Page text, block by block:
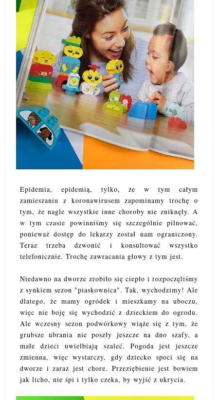
Epidemia, epidemią, tylko, że w tym całym
zamieszaniu z koronawirusem zapominamy trochę o
tym, że nagle wszystkie inne choroby nie zniknęły. A
w tym czasie powinniśmy się szczególnie pilnować,
ponieważ dostęp do lekarzy został nam ograniczony.
Teraz trzeba dzwonić i konsultować wszystko
telefonicznie. Trochę zawracania głowy z tym jest.
Niedawno na dworze zrobiło się ciepło i rozpoczęliśmy
z synkiem sezon "piaskownica". Tak, wychodzimy! Ale
dlatego, że mamy ogródek i mieszkamy na uboczu,
więc nie boję się wychodzić z dzieckiem do ogrodu.
Ale wczesny sezon podwórkowy wiąże się z tym, że
grubsze ubrania nie poszły jeszcze na dno szafy, a
małe dzieci uwielbiają szaleć. Pogoda jest jeszcze
zmienna, więc wystarczy, gdy dziecko spoci się na
dworze i zaraz jest chore. Przeziębienie jest bowiem
jak licho, nie śpi i tylko czeka, by wyjść z ukrycia.